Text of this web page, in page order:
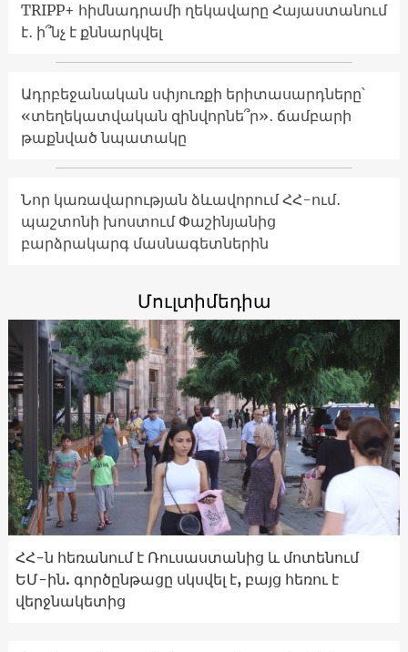
TRIPP+ հիմնադրամի ղեկավարը Հայաստանում
է․ ի՞նչ է քննարկվել
Ադրբեջանական սփյուռքի երիտասարդները՝
«տեղեկատվական զինվորնե՞ր»․ ճամբարի
թաքնված նպատակը
Նոր կառավարության ձևավորում ՀՀ-ում․
պաշտոնի խոստում Փաշինյանից
բարձրակարգ մասնագետներին
Մուլտիմեդիա
ՀՀ-ն հեռանում է Ռուսաստանից և մոտենում
ԵՄ-ին. գործընթացը սկսվել է, բայց հեռու է
վերջնակետից